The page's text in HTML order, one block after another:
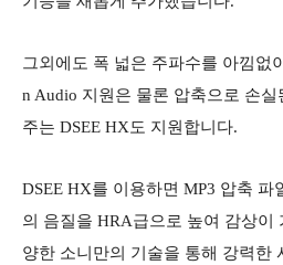
그외에도 폭 넓은 주파수를 아낌없
n Audio 지원은 물론 압축으로 손
주는 DSEE HX도 지원합니다.
DSEE HX를 이용하면 MP3 압축 파
의 음질을 HRA급으로 높여 감상이
양한 소니만의 기술을 통해 강력한